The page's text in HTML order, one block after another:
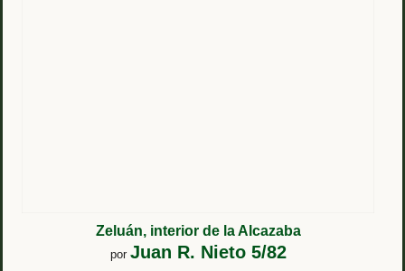
Zeluán, interior de la Alcazaba
por Juan R. Nieto 5/82